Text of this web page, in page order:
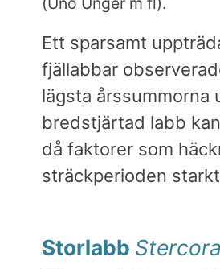
Ett sparsamt
fjällabbar
lägsta
bredstjärtad labb
då faktorer som
sträckperioden
Storlabb